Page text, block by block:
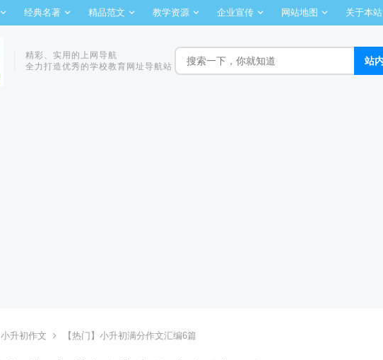
经典名著 精品范文 教学资源 企业宣传 网站地图 关于本站
精彩、实用的上网导航
全力打造优秀的学校教育网址导航站
小升初作文 【热门】小升初满分作文汇编6篇